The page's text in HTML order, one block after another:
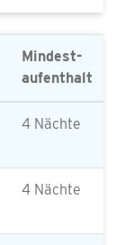
Mindest-
aufenthalt
4 Nächte
4 Nächte